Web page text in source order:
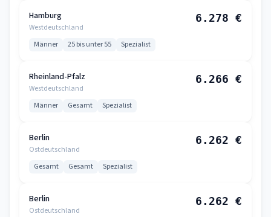
Hamburg
Westdeutschland
6.278 €
Männer 25 bis unter 55 Spezialist
Rheinland-Pfalz
Westdeutschland
6.266 €
Männer Gesamt Spezialist
Berlin
Ostdeutschland
6.262 €
Gesamt Gesamt Spezialist
Berlin
Ostdeutschland
6.262 €